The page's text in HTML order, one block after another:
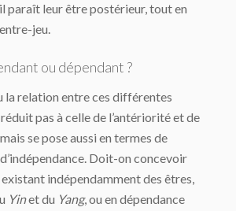
paraît leur être postérieur, tout en
jeu.
ou dépendant ?
la relation entre ces différentes
pas à celle de l’antériorité et de
se pose aussi en termes de
Doit-on concevoir
indépendamment des êtres,
Yinet du Yang, ou en dépendance